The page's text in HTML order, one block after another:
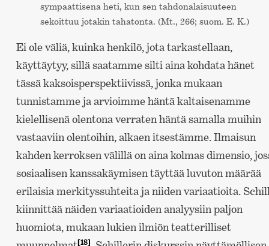
sympaattisena heti, kun sen tahdonalaisuuteen
sekoittuu jotakin tahatonta. (Mt., 266; suom. E. K.)
Ei ole väliä, kuinka henkilö, jota tarkastellaan,
käyttäytyy, sillä saatamme silti aina kohdata hänet
tässä kaksoisperspektiivissä, jonka mukaan
tunnistamme ja arvioimme häntä kaltaisenamme
kielellisenä olentona verraten häntä samalla muihin
vastaaviin olentoihin, alkaen itsestämme. Ilmaisun
kahden kerroksen välillä on aina kolmas dimensio,
sosiaalisen kanssakäymisen täyttää luvuton määrää
erilaisia merkityssuhteita ja niiden variaatioita.
kiinnittää näiden variaatioiden analyysiin paljon
huomiota, mukaan lukien ilmiön teatterilliset
[18]